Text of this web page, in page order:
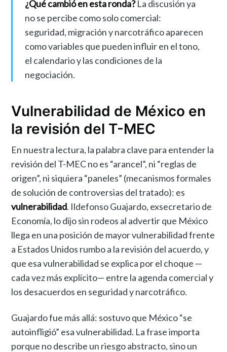
¿Qué cambió en esta ronda?La discusión ya
no se percibe como solo comercial:
seguridad, migración y narcotráfico aparecen
como variables que pueden influir en el tono,
el calendario y las condiciones de la
negociación.
Vulnerabilidad de México en
la revisión del T-MEC
En nuestra lectura, la palabra clave para entender la
revisión del T-MEC no es “arancel”, ni “reglas de
origen”, ni siquiera “paneles” (mecanismos formales
de solución de controversias del tratado): es
vulnerabilidad. Ildefonso Guajardo, exsecretario de
Economía, lo dijo sin rodeos al advertir que México
llega en una posición de mayor vulnerabilidad frente
a Estados Unidos rumbo a la revisión del acuerdo, y
que esa vulnerabilidad se explica por el choque —
cada vez más explícito— entre la agenda comercial y
los desacuerdos en seguridad y narcotráfico.
Guajardo fue más allá: sostuvo que México “se
autoinfligió” esa vulnerabilidad. La frase importa
porque no describe un riesgo abstracto, sino un